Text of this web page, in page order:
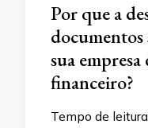
Por que a
documentos
sua
financeiro?
Tempo de